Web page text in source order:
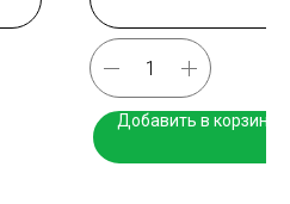
Добавить в корзину